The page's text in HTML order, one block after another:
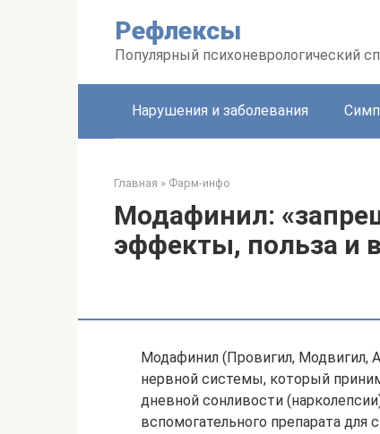
Рефлексы
Популярный психоневрологический
Нарушения и заболевания
Главная » Фарм-инфо
Модафинил:
эффекты, польза и
Модафинил (Провигил, Модвигил,
нервной системы, который
дневной сонливости
вспомогательного препарата